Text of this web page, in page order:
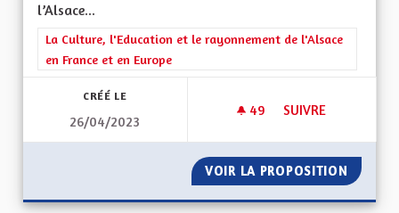
l’Alsace...
Filtrer les résultats de la catégorie : La Culture, l'Education et
La Culture, l'Education et le rayonnement de l'Alsace
en France et en Europe
CRÉÉ LE
26/04/2023
49 49 ABONNÉS
SUIVRE
VOIR LA PROPOSITION